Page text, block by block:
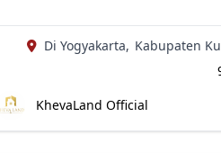
Di Yogyakarta, Kabupaten
KhevaLand Official